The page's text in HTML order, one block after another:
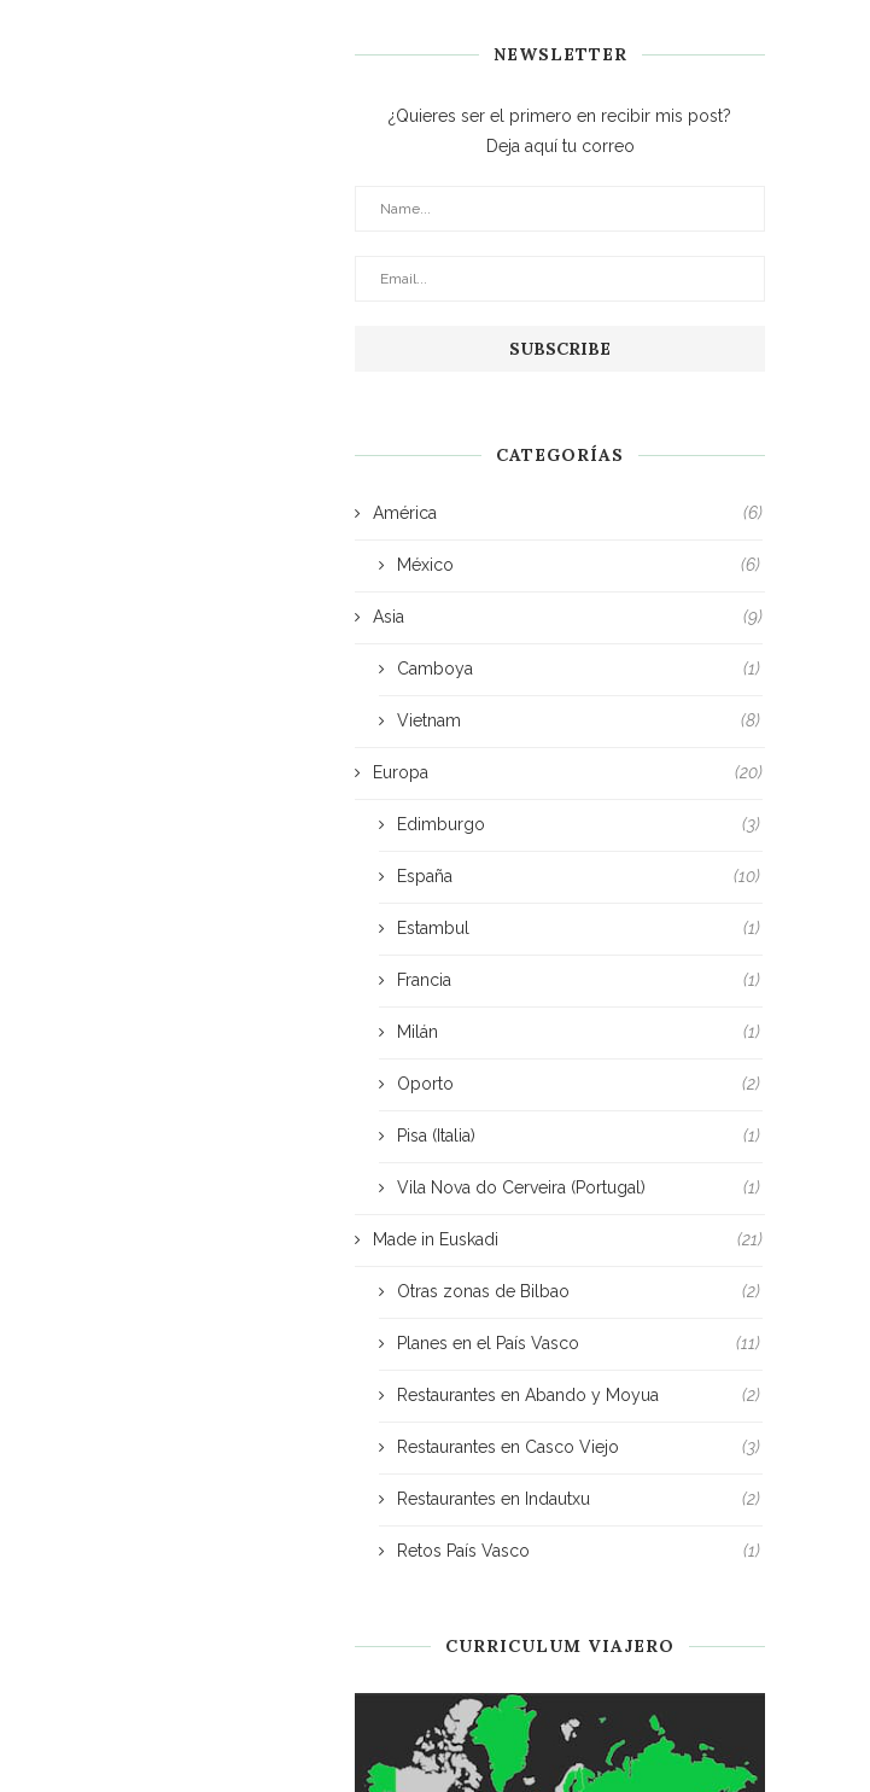
NEWSLETTER
¿Quieres ser el primero en recibir mis post?
Deja aquí tu correo
CATEGORÍAS
América (6)
México (6)
Asia (9)
Camboya (1)
Vietnam (8)
Europa (20)
Edimburgo (3)
España (10)
Estambul (1)
Francia (1)
Milán (1)
Oporto (2)
Pisa (Italia) (1)
Vila Nova do Cerveira (Portugal) (1)
Made in Euskadi (21)
Otras zonas de Bilbao (2)
Planes en el País Vasco (11)
Restaurantes en Abando y Moyua (2)
Restaurantes en Casco Viejo (3)
Restaurantes en Indautxu (2)
Retos País Vasco (1)
CURRICULUM VIAJERO